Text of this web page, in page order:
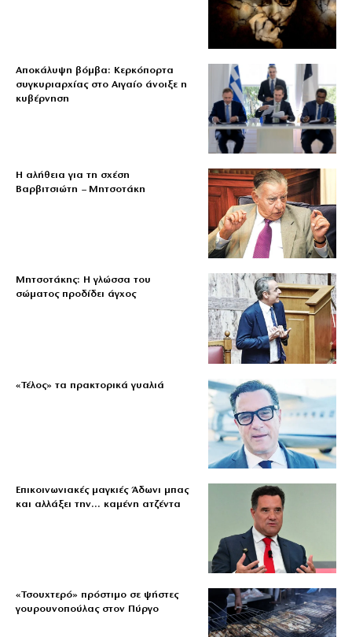
Αποκάλυψη βόμβα: Κερκόπορτα
συγκυριαρχίας στο Αιγαίο άνοιξε η
κυβέρνηση
Η αλήθεια για τη σχέση
Βαρβιτσιώτη – Μητσοτάκη
Μητσοτάκης: Η γλώσσα του
σώματος προδίδει άγχος
«Τέλος» τα πρακτορικά γυαλιά
Επικοινωνιακές μαγκιές Άδωνι μπας
και αλλάξει την… καμένη ατζέντα
«Τσουχτερό» πρόστιμο σε ψήστες
γουρουνοπούλας στον Πύργο